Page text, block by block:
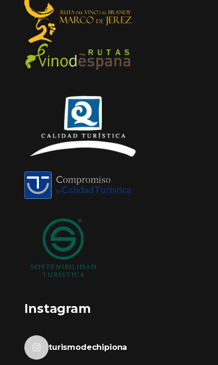
Instagram
turismodechipiona